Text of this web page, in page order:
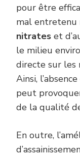
pour être
mal entretenu
nitrates et
le milieu
directe sur les
Ainsi,
peut
de la qualité
En outre,